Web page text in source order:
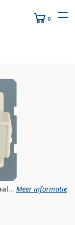
0
Meer informatie